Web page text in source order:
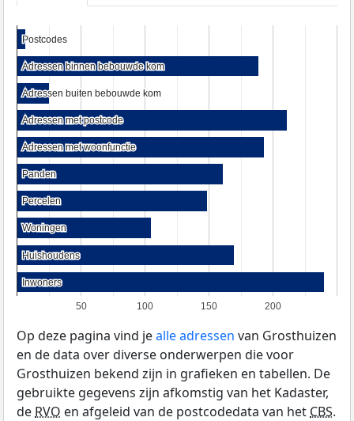
50 100 150 200
Postcodes
Postcodes
Adressen binnen bebouwde kom
Adressen binnen bebouwde kom
Adressen buiten bebouwde kom
Adressen buiten bebouwde kom
Adressen met postcode
Adressen met postcode
Adressen met woonfunctie
Adressen met woonfunctie
Panden
Panden
Percelen
Percelen
Woningen
Woningen
Huishoudens
Huishoudens
Inwoners
Inwoners
Op deze pagina vind jealle adressen van Grosthuizen
en de data over diverse onderwerpen die voor
Grosthuizen bekend zijn in grafieken en tabellen. De
gebruikte gegevens zijn afkomstig van het Kadaster,
de RVO en afgeleid van de postcodedata van het CBS.